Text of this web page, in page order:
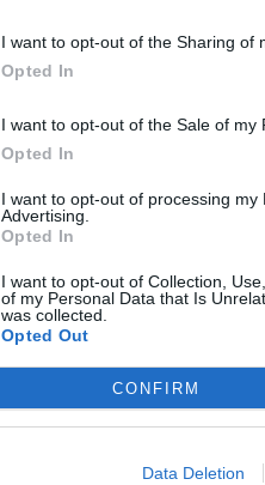
I want to opt-out of the Sharing of
Opted In
I want to opt-out of the Sale of my
Opted In
I want to opt-out of processing my
Advertising.
Opted In
I want to opt-out of Collection,
of my Personal Data that Is
was collected.
Opted Out
CONFIRM
Data Deletion